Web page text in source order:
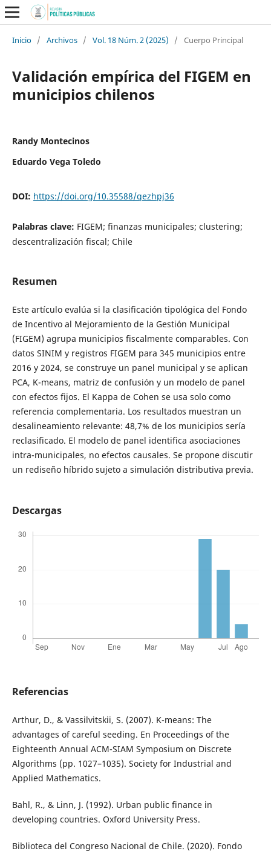
Inicio / Archivos / Vol. 18 Núm. 2 (2025) / Cuerpo Principal
Validación empírica del FIGEM en
municipios chilenos
Randy Montecinos
Eduardo Vega Toledo
DOI: https://doi.org/10.35588/qezhpj36
Palabras clave: FIGEM; finanzas municipales; clustering;
descentralización fiscal; Chile
Resumen
Este artículo evalúa si la clasificación tipológica del Fondo
de Incentivo al Mejoramiento de la Gestión Municipal
(FIGEM) agrupa municipios fiscalmente comparables. Con
datos SINIM y registros FIGEM para 345 municipios entre
2016 y 2024, se construye un panel municipal y se aplican
PCA, K-means, matriz de confusión y un modelo de panel
con efectos fijos. El Kappa de Cohen se usa solo como
referencia complementaria. Los resultados muestran un
desalineamiento relevante: 48,7% de los municipios sería
reclasificado. El modelo de panel identifica asociaciones
intra-municipales, no efectos causales. Se propone discutir
un rediseño híbrido sujeto a simulación distributiva previa.
Descargas
Referencias
Arthur, D., & Vassilvitskii, S. (2007). K-means: The
advantages of careful seeding. En Proceedings of the
Eighteenth Annual ACM-SIAM Symposium on Discrete
Algorithms (pp. 1027–1035). Society for Industrial and
Applied Mathematics.
Bahl, R., & Linn, J. (1992). Urban public finance in
developing countries. Oxford University Press.
Biblioteca del Congreso Nacional de Chile. (2020). Fondo